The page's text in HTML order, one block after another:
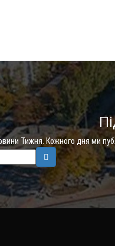
Тижня. Кожного дня ми